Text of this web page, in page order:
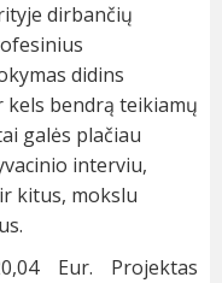
dirbančių
didins
kels bendrą teikiamų
galės plačiau
interviu,
kitus, mokslu
Eur. Projektas